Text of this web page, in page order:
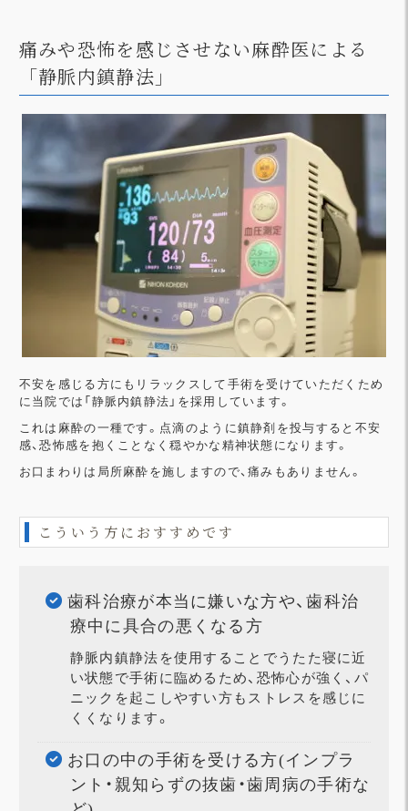
痛みや恐怖を感じさせない麻酔医による
「静脈内鎮静法」
不安を感じる方にもリラックスして手術を受けていただくため
に当院では「静脈内鎮静法」を採用しています。
これは麻酔の一種です。点滴のように鎮静剤を投与すると不安
感、恐怖感を抱くことなく穏やかな精神状態になります。
お口まわりは局所麻酔を施しますので、痛みもありません。
こういう方におすすめです
歯科治療が本当に嫌いな方や、歯科治
療中に具合の悪くなる方
静脈内鎮静法を使用することでうたた寝に近
い状態で手術に臨めるため、恐怖心が強く、パ
ニックを起こしやすい方もストレスを感じに
くくなります。
お口の中の手術を受ける方(インプラ
ント・親知らずの抜歯・歯周病の手術な